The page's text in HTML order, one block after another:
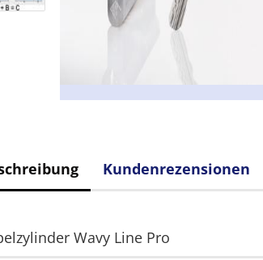
Kundenrezensionen
Wavy Line Pro